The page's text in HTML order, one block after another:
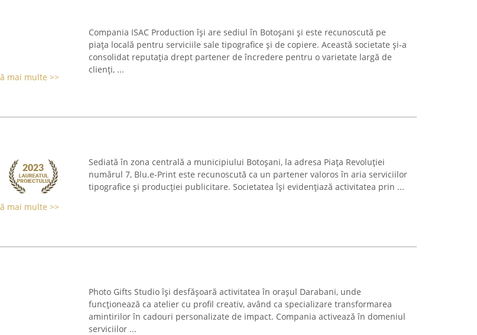
mai multe >>
Compania ISAC Production își are sediul în Botoșani și este recunoscută pe
piața locală pentru serviciile sale tipografice și de copiere. Această societate și-a
consolidat reputația drept partener de încredere pentru o varietate largă de
clienți, ...
mai multe >>
Sediată în zona centrală a municipiului Botoșani, la adresa Piața Revoluției
numărul 7, Blu.e-Print este recunoscută ca un partener valoros în aria serviciilor
tipografice și producției publicitare. Societatea își evidențiază activitatea prin ...
Photo Gifts Studio își desfășoară activitatea în orașul Darabani, unde
funcționează ca atelier cu profil creativ, având ca specializare transformarea
amintirilor în cadouri personalizate de impact. Compania activează în domeniul
serviciilor ...